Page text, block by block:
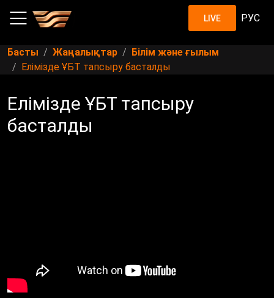
LIVE РУС
Басты Жаңалықтар
Білім және ғылым
Елімізде ҰБТ тапсыру басталды
Елімізде ҰБТ тапсыру
басталды